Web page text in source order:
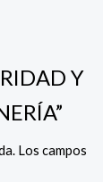
Y
Los campos